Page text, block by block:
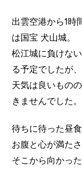
出雲空港から1時
は国宝 犬山城。
松江城に負けな
る予定でしたが、
天気は良いもの
きませんでした。
待ちに待った昼
お腹と心が満たさ
そこから向かっ